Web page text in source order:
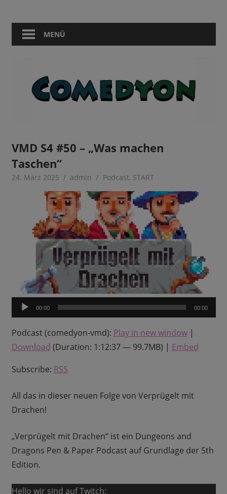
springen
Comedyon
Berlin
MENÜ
VMD S4 #50 – „Was machen
Taschen“
24. März 2025 admin Podcast, START
Audio-
Player
00:00 00:00
Podcast (comedyon-vmd): Play in new window|
Download (Duration: 1:12:37 — 99.7MB) | Embed
Subscribe: RSS
All das in dieser neuen Folge von Verprügelt mit
Drachen!
„Verprügelt mit Drachen“ ist ein Dungeons and
Dragons Pen & Paper Podcast auf Grundlage der 5th
Edition.
Hello wir sind auf Twitch: